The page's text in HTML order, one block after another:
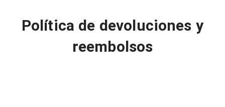
Política de devoluciones y
reembolsos